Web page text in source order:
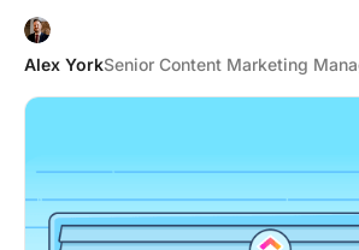
Alex YorkSenior Content Marketing